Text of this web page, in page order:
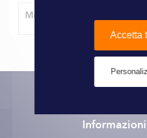
Modalità di consegna
Accetta